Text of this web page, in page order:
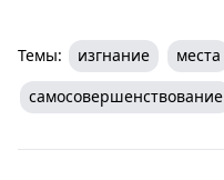
Темы: изгнание места
самосовершенствование